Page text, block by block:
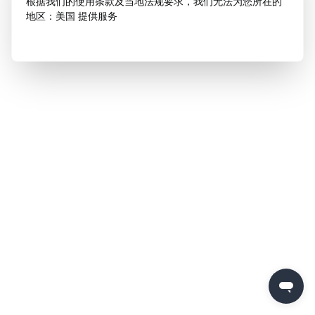
地区：美国 提供服务